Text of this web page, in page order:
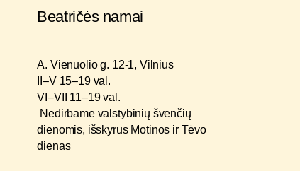
Beatričės namai
A. Vienuolio g. 12-1, Vilnius
II–V 15–19 val.
VI–VII 11–19 val.
Nedirbame valstybinių švenčių
dienomis, išskyrus Motinos ir Tėvo
dienas